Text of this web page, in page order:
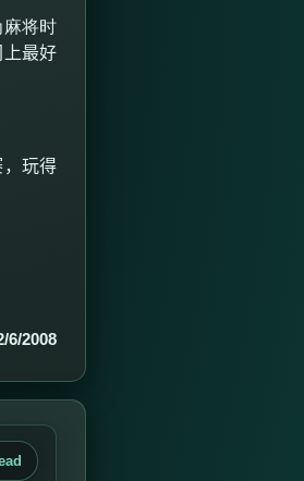
将时
最好
玩得
6/2008